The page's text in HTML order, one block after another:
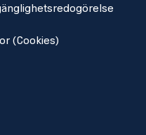
(Cookies)